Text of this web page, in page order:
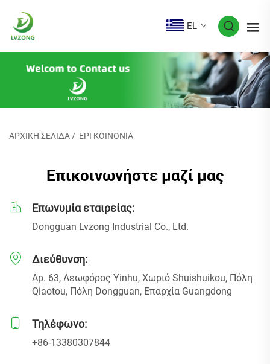
EL
ΑΡΧΙΚΉ ΣΕΛΊΔΑ/ EPI KOINONIA
Επικοινωνήστε μαζί μας
Επωνυμία εταιρείας:
Dongguan Lvzong Industrial Co., Ltd.
Διεύθυνση:
Αρ. 63, Λεωφόρος Yinhu, Χωριό Shuishuikou, Πόλη
Qiaotou, Πόλη Dongguan, Επαρχία Guangdong
Τηλέφωνο:
+86-13380307844